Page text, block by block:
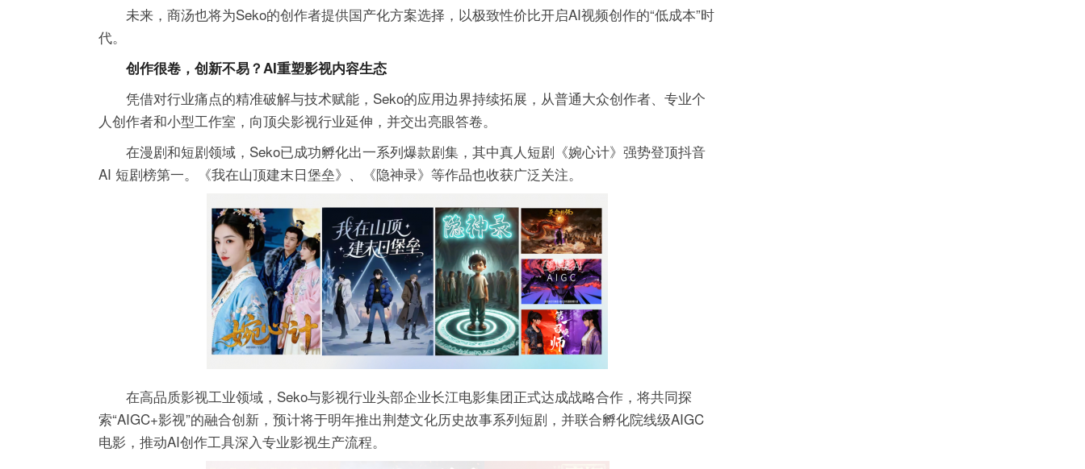
未来，商汤也将为Seko的创作者提供国产化方案选择，以极致性价比开启AI视频创作的“低成本”时
代。
创作很卷，创新不易？AI重塑影视内容生态
凭借对行业痛点的精准破解与技术赋能，Seko的应用边界持续拓展，从普通大众创作者、专业个
人创作者和小型工作室，向顶尖影视行业延伸，并交出亮眼答卷。
在漫剧和短剧领域，Seko已成功孵化出一系列爆款剧集，其中真人短剧《婉心计》强势登顶抖音
AI 短剧榜第一。《我在山顶建末日堡垒》、《隐神录》等作品也收获广泛关注。
在高品质影视工业领域，Seko与影视行业头部企业长江电影集团正式达成战略合作，将共同探
索“AIGC+影视”的融合创新，预计将于明年推出荆楚文化历史故事系列短剧，并联合孵化院线级AIGC
电影，推动AI创作工具深入专业影视生产流程。